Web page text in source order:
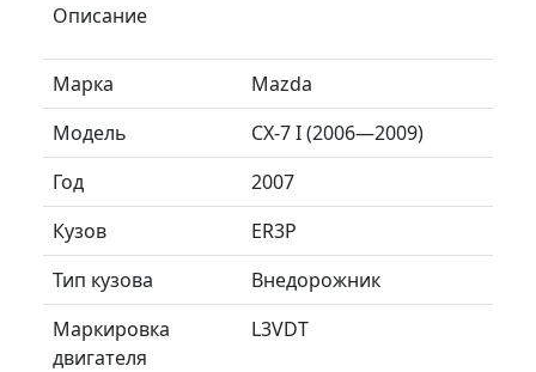
Описание
Марка
Mazda
Модель
CX-7 I (2006—2009)
Год
2007
Кузов
ER3P
Тип кузова
Внедорожник
Маркировка
двигателя
L3VDT